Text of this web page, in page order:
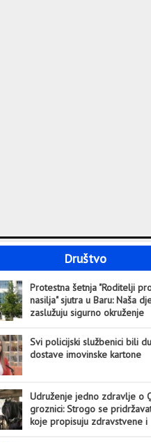
Društvo
Protestna šetnja "Roditelji
nasilja" sjutra u Baru: Naša
zaslužuju sigurno okruženje
Svi policijski službenici bili
dostave imovinske kartone
Udruženje jedno zdravlje o
groznici: Strogo se
koje propisuju zdravstvene i